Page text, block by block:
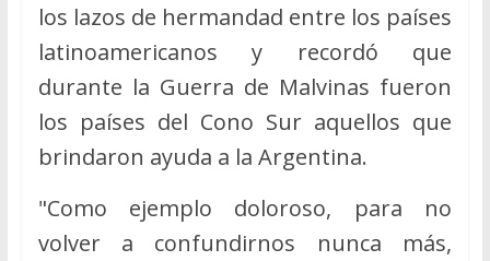
los lazos de hermandad entre los países
latinoamericanos y recordó que
durante la Guerra de Malvinas fueron
los países del Cono Sur aquellos que
brindaron ayuda a la Argentina.
"Como ejemplo doloroso, para no
volver a confundirnos nunca más,